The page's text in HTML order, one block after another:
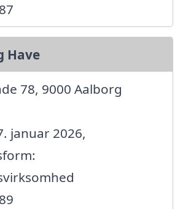
Have
78, 9000 Aalborg
januar 2026,